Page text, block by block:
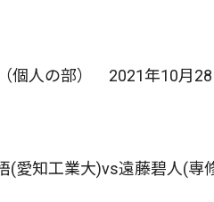
個人の部） 2021年10月
(愛知工業大)vs遠藤碧人(専